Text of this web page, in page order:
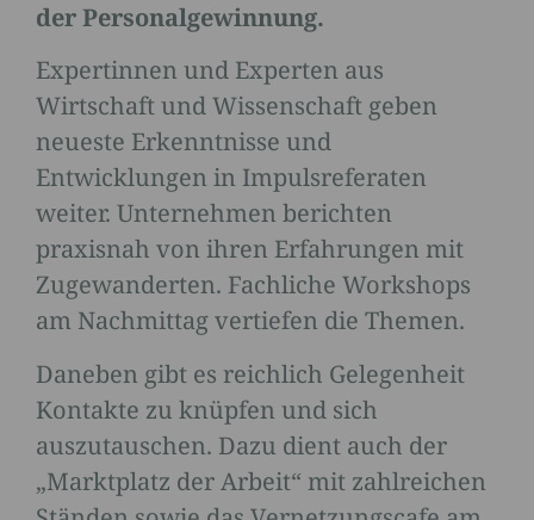
der Personalgewinnung.
Expertinnen und Experten aus
Wirtschaft und Wissenschaft geben
neueste Erkenntnisse und
Entwicklungen in Impulsreferaten
weiter. Unternehmen berichten
praxisnah von ihren Erfahrungen mit
Zugewanderten. Fachliche Workshops
am Nachmittag vertiefen die Themen.
Daneben gibt es reichlich Gelegenheit
Kontakte zu knüpfen und sich
auszutauschen. Dazu dient auch der
„Marktplatz der Arbeit“ mit zahlreichen